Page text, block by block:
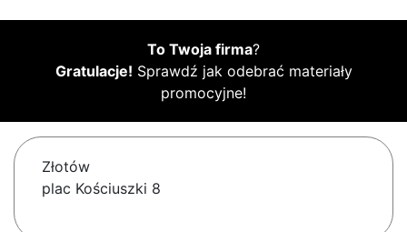
To Twoja firma?
Gratulacje! Sprawdź jak odebrać materiały
promocyjne!
Złotów
plac Kościuszki 8